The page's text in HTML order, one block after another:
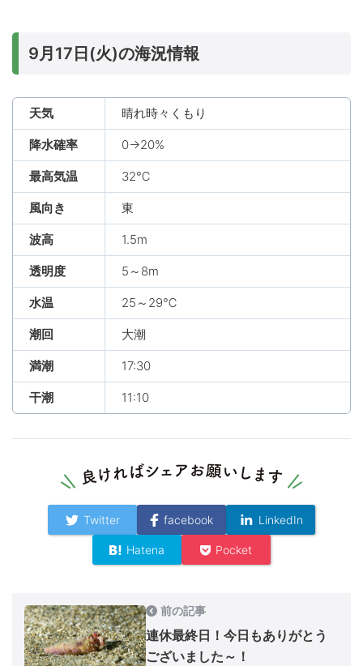
9月17日(火)の海況情報
天気 晴れ時々くもり
降水確率 0→20%
最高気温 32℃
風向き 東
波高 1.5m
透明度 5～8m
水温 25～29℃
潮回 大潮
満潮 17:30
干潮 11:10
Twitter facebook LinkedIn
Hatena Pocket
前の記事
連休最終日！今日もありがとう
ございました～！